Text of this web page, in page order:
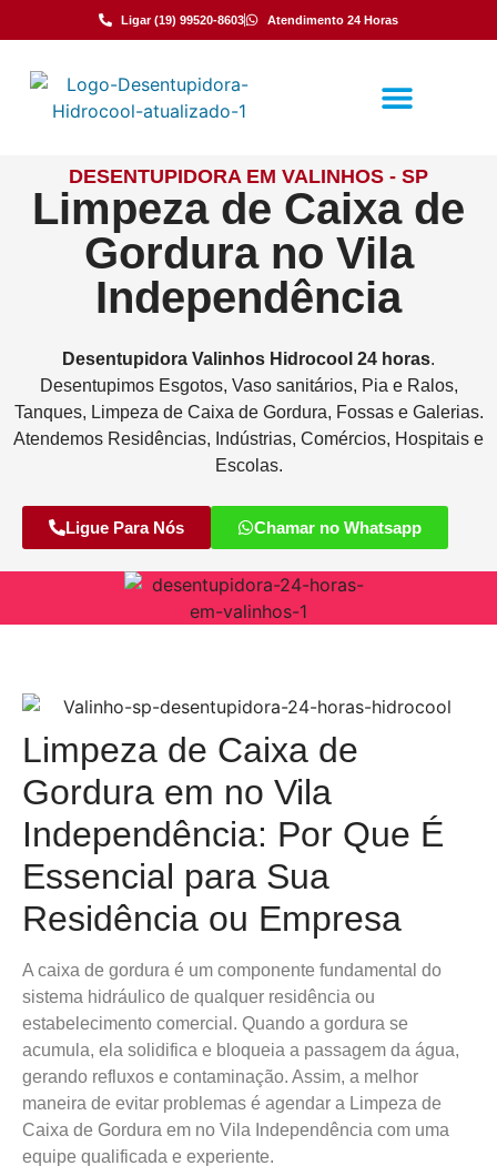
Ligar (19) 99520-8603 Atendimento 24 Horas
DESENTUPIDORA EM VALINHOS - SP
Limpeza de Caixa de
Gordura no Vila
Independência
Desentupidora Valinhos Hidrocool 24 horas.
Desentupimos Esgotos, Vaso sanitários, Pia e Ralos,
Tanques, Limpeza de Caixa de Gordura, Fossas e Galerias.
Atendemos Residências, Indústrias, Comércios, Hospitais e
Escolas.
Ligue Para Nós Chamar no Whatsapp
Limpeza de Caixa de
Gordura em no Vila
Independência: Por Que É
Essencial para Sua
Residência ou Empresa
A caixa de gordura é um componente fundamental do
sistema hidráulico de qualquer residência ou
estabelecimento comercial. Quando a gordura se
acumula, ela solidifica e bloqueia a passagem da água,
gerando refluxos e contaminação. Assim, a melhor
maneira de evitar problemas é agendar a Limpeza de
Caixa de Gordura em no Vila Independência com uma
equipe qualificada e experiente.